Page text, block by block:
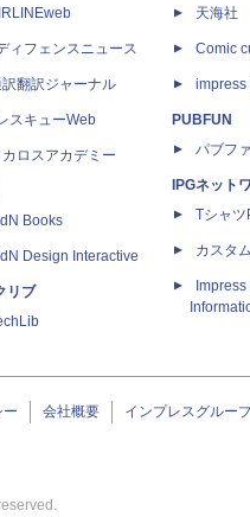
ィフェンスニュース
翻訳ジャーナル
スキューWeb
カロスアカデミー
Books
Design Interactive
リブ
天海社
Comic
impress
PUBFUN
パブフ
IPGネット
Tシャ
カスタ
ー 会社概要 インプレスグルー